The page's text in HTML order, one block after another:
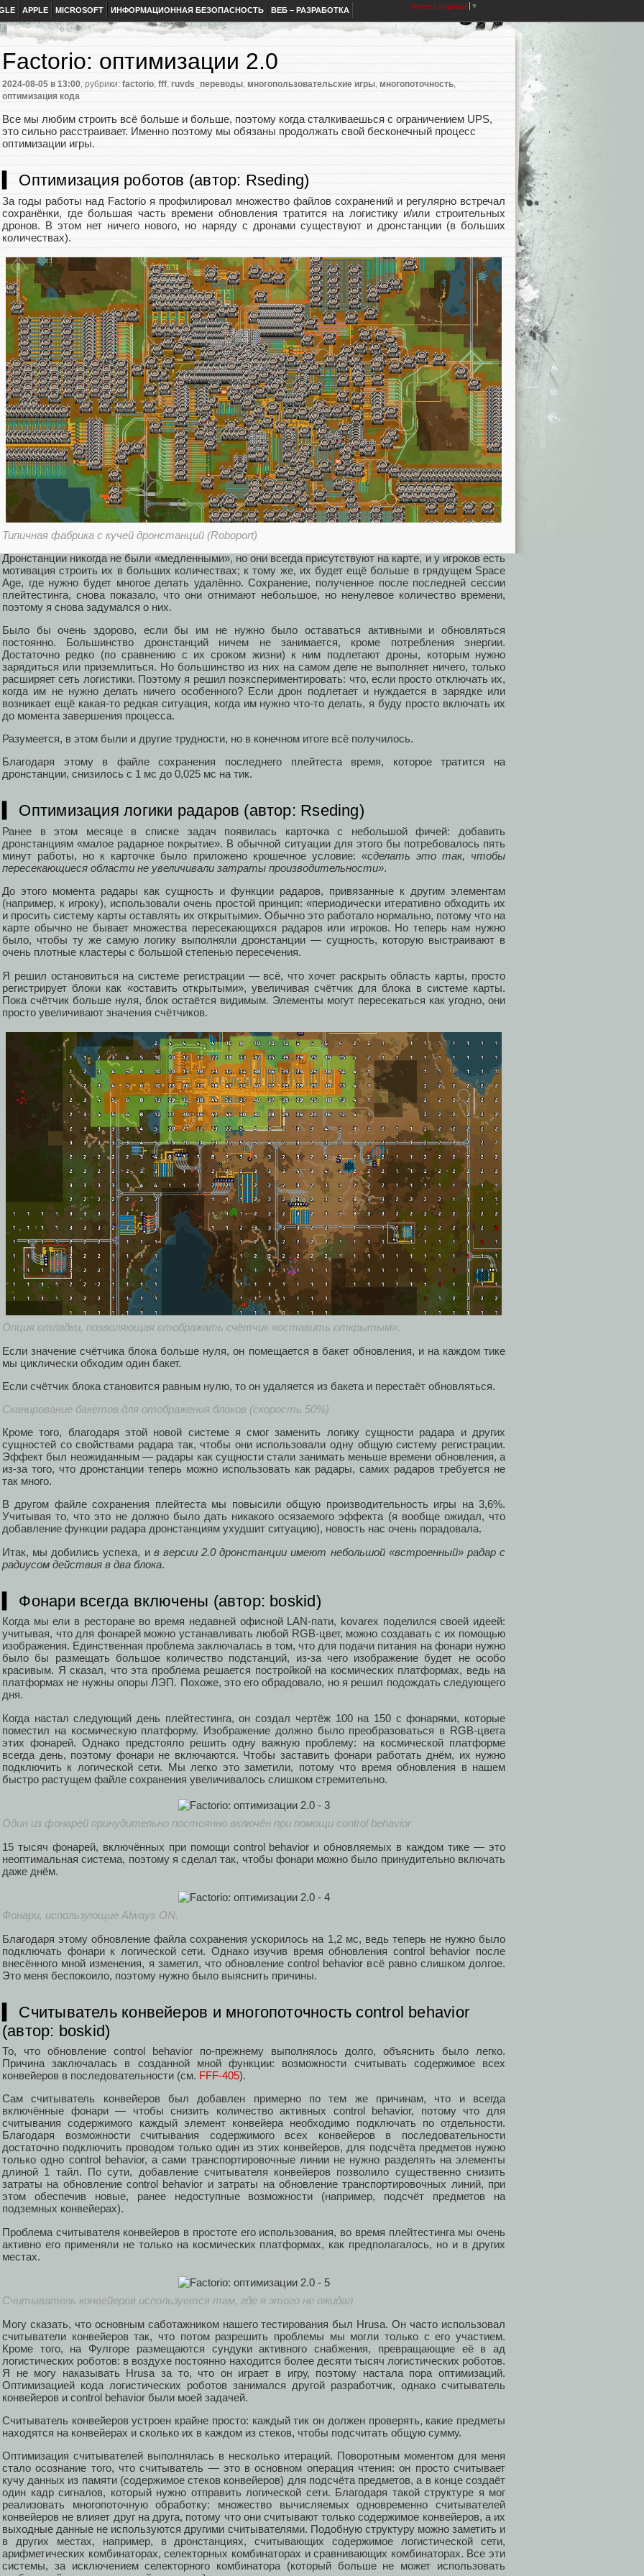
APPLE MICROSOFT ИНФОРМАЦИОННАЯ БЕЗОПАСНОСТЬ ВЕБ – РАЗРАБОТКА Select Language ▼
Factorio: оптимизации 2.0
2024-08-05 в 13:00, рубрики: factorio, fff, ruvds_переводы, многопользовательские игры, многопоточность,
оптимизация кода
Все мы любим строить всё больше и больше, поэтому когда сталкиваешься с ограничением UPS,
это сильно расстраивает. Именно поэтому мы обязаны продолжать свой бесконечный процесс
оптимизации игры.
▍ Оптимизация роботов (автор: Rseding)
За годы работы над Factorio я профилировал множество файлов сохранений и регулярно встречал
сохранёнки, где большая часть времени обновления тратится на логистику и/или строительных
дронов. В этом нет ничего нового, но наряду с дронами существуют и дронстанции (в больших
количествах).
Типичная фабрика с кучей дронстанций (Roboport)
Дронстанции никогда не были «медленными», но они всегда присутствуют на карте, и у игроков есть
мотивация строить их в больших количествах; к тому же, их будет ещё больше в грядущем Space
Age, где нужно будет многое делать удалённо. Сохранение, полученное после последней сессии
плейтестинга, снова показало, что они отнимают небольшое, но ненулевое количество времени,
поэтому я снова задумался о них.
Было бы очень здорово, если бы им не нужно было оставаться активными и обновляться
постоянно. Большинство дронстанций ничем не занимается, кроме потребления энергии.
Достаточно редко (по сравнению с их сроком жизни) к ним подлетают дроны, которым нужно
зарядиться или приземлиться. Но большинство из них на самом деле не выполняет ничего, только
расширяет сеть логистики. Поэтому я решил поэкспериментировать: что, если просто отключать их,
когда им не нужно делать ничего особенного? Если дрон подлетает и нуждается в зарядке или
возникает ещё какая-то редкая ситуация, когда им нужно что-то делать, я буду просто включать их
до момента завершения процесса.
Разумеется, в этом были и другие трудности, но в конечном итоге всё получилось.
Благодаря этому в файле сохранения последнего плейтеста время, которое тратится на
дронстанции, снизилось с 1 мс до 0,025 мс на тик.
▍ Оптимизация логики радаров (автор: Rseding)
Ранее в этом месяце в списке задач появилась карточка с небольшой фичей: добавить
дронстанциям «малое радарное покрытие». В обычной ситуации для этого бы потребовалось пять
минут работы, но к карточке было приложено крошечное условие: «сделать это так, чтобы
пересекающиеся области не увеличивали затраты производительности».
До этого момента радары как сущность и функции радаров, привязанные к другим элементам
(например, к игроку), использовали очень простой принцип: «периодически итеративно обходить их
и просить систему карты оставлять их открытыми». Обычно это работало нормально, потому что на
карте обычно не бывает множества пересекающихся радаров или игроков. Но теперь нам нужно
было, чтобы ту же самую логику выполняли дронстанции — сущность, которую выстраивают в
очень плотные кластеры с большой степенью пересечения.
Я решил остановиться на системе регистрации — всё, что хочет раскрыть область карты, просто
регистрирует блоки как «оставить открытыми», увеличивая счётчик для блока в системе карты.
Пока счётчик больше нуля, блок остаётся видимым. Элементы могут пересекаться как угодно, они
просто увеличивают значения счётчиков.
Опция отладки, позволяющая отображать счётчик «оставить открытым».
Если значение счётчика блока больше нуля, он помещается в бакет обновления, и на каждом тике
мы циклически обходим один бакет.
Если счётчик блока становится равным нулю, то он удаляется из бакета и перестаёт обновляться.
Сканирование бакетов для отображения блоков (скорость 50%)
Кроме того, благодаря этой новой системе я смог заменить логику сущности радара и других
сущностей со свойствами радара так, чтобы они использовали одну общую систему регистрации.
Эффект был неожиданным — радары как сущности стали занимать меньше времени обновления, а
из-за того, что дронстанции теперь можно использовать как радары, самих радаров требуется не
так много.
В другом файле сохранения плейтеста мы повысили общую производительность игры на 3,6%.
Учитывая то, что это не должно было дать никакого осязаемого эффекта (я вообще ожидал, что
добавление функции радара дронстанциям ухудшит ситуацию), новость нас очень порадовала.
Итак, мы добились успеха, и в версии 2.0 дронстанции имеют небольшой «встроенный» радар с
радиусом действия в два блока.
▍ Фонари всегда включены (автор: boskid)
Когда мы ели в ресторане во время недавней офисной LAN-пати, kovarex поделился своей идеей:
учитывая, что для фонарей можно устанавливать любой RGB-цвет, можно создавать с их помощью
изображения. Единственная проблема заключалась в том, что для подачи питания на фонари нужно
было бы размещать большое количество подстанций, из-за чего изображение будет не особо
красивым. Я сказал, что эта проблема решается постройкой на космических платформах, ведь на
платформах не нужны опоры ЛЭП. Похоже, это его обрадовало, но я решил подождать следующего
дня.
Когда настал следующий день плейтестинга, он создал чертёж 100 на 150 с фонарями, которые
поместил на космическую платформу. Изображение должно было преобразоваться в RGB-цвета
этих фонарей. Однако предстояло решить одну важную проблему: на космической платформе
всегда день, поэтому фонари не включаются. Чтобы заставить фонари работать днём, их нужно
подключить к логической сети. Мы легко это заметили, потому что время обновления в нашем
быстро растущем файле сохранения увеличивалось слишком стремительно.
Один из фонарей принудительно постоянно включён при помощи control behavior
15 тысяч фонарей, включённых при помощи control behavior и обновляемых в каждом тике — это
неоптимальная система, поэтому я сделал так, чтобы фонари можно было принудительно включать
даже днём.
Фонари, использующие Always ON.
Благодаря этому обновление файла сохранения ускорилось на 1,2 мс, ведь теперь не нужно было
подключать фонари к логической сети. Однако изучив время обновления control behavior после
внесённого мной изменения, я заметил, что обновление control behavior всё равно слишком долгое.
Это меня беспокоило, поэтому нужно было выяснить причины.
▍ Считыватель конвейеров и многопоточность control behavior
(автор: boskid)
То, что обновление control behavior по-прежнему выполнялось долго, объяснить было легко.
Причина заключалась в созданной мной функции: возможности считывать содержимое всех
конвейеров в последовательности (см. FFF-405).
Сам считыватель конвейеров был добавлен примерно по тем же причинам, что и всегда
включённые фонари — чтобы снизить количество активных control behavior, потому что для
считывания содержимого каждый элемент конвейера необходимо подключать по отдельности.
Благодаря возможности считывания содержимого всех конвейеров в последовательности
достаточно подключить проводом только один из этих конвейеров, для подсчёта предметов нужно
только одно control behavior, а сами транспортировочные линии не нужно разделять на элементы
длиной 1 тайл. По сути, добавление считывателя конвейеров позволило существенно снизить
затраты на обновление control behavior и затраты на обновление транспортировочных линий, при
этом обеспечив новые, ранее недоступные возможности (например, подсчёт предметов на
подземных конвейерах).
Проблема считывателя конвейеров в простоте его использования, во время плейтестинга мы очень
активно его применяли не только на космических платформах, как предполагалось, но и в других
местах.
Считыватель конвейеров используется там, где я этого не ожидал
Могу сказать, что основным саботажником нашего тестирования был Hrusa. Он часто использовал
считыватели конвейеров так, что потом разрешить проблемы мы могли только с его участием.
Кроме того, на Фулгоре размещаются сундуки активного снабжения, превращающие её в ад
логистических роботов: в воздухе постоянно находится более десяти тысяч логистических роботов.
Я не могу наказывать Hrusa за то, что он играет в игру, поэтому настала пора оптимизаций.
Оптимизацией кода логистических роботов занимался другой разработчик, однако считыватель
конвейеров и control behavior были моей задачей.
Считыватель конвейеров устроен крайне просто: каждый тик он должен проверять, какие предметы
находятся на конвейерах и сколько их в каждом из стеков, чтобы подсчитать общую сумму.
Оптимизация считывателей выполнялась в несколько итераций. Поворотным моментом для меня
стало осознание того, что считыватель — это в основном операция чтения: он просто считывает
кучу данных из памяти (содержимое стеков конвейеров) для подсчёта предметов, а в конце создаёт
один кадр сигналов, который нужно отправить логической сети. Благодаря такой структуре я мог
реализовать многопоточную обработку: множество вычисляемых одновременно считывателей
конвейеров не влияет друг на друга, потому что они считывают только содержимое конвейеров, а их
выходные данные не используются другими считывателями. Подобную структуру можно заметить и
в других местах, например, в дронстанциях, считывающих содержимое логистической сети,
арифметических комбинаторах, селекторных комбинаторах и сравнивающих комбинаторах. Все эти
системы, за исключением селекторного комбинатора (который больше не может использовать